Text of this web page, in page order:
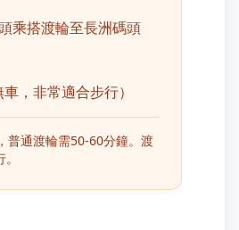
乘搭渡輪至長洲碼頭
，非常適合步行）
普通渡輪需50-60分鐘。渡